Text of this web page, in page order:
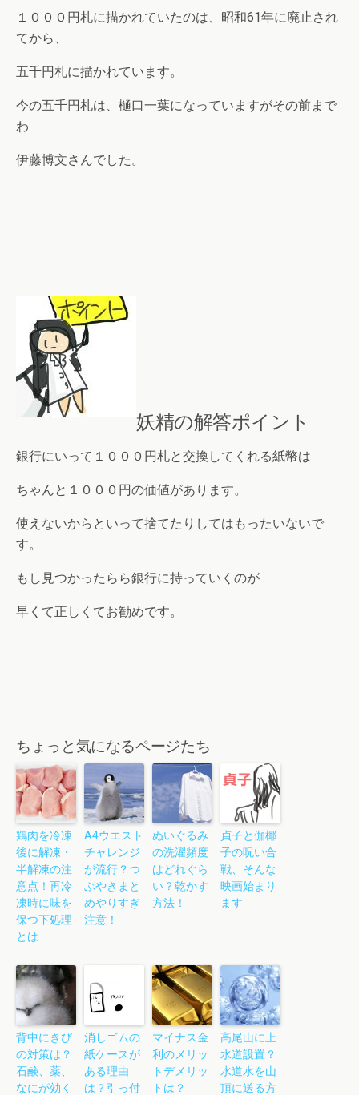
１０００円札に描かれていたのは、昭和61年に廃止され
てから、
五千円札に描かれています。
今の五千円札は、樋口一葉になっていますがその前まで
わ
伊藤博文さんでした。
妖精の解答ポイント
銀行にいって１０００円札と交換してくれる紙幣は
ちゃんと１０００円の価値があります。
使えないからといって捨てたりしてはもったいないで
す。
もし見つかったらら銀行に持っていくのが
早くて正しくてお勧めです。
ちょっと気になるページたち
鶏肉を冷凍
後に解凍・
半解凍の注
意点！再冷
凍時に味を
保つ下処理
とは
A4ウエスト
チャレンジ
が流行？つ
ぶやきまと
めやりすぎ
注意！
ぬいぐるみ
の洗濯頻度
はどれぐら
い？乾かす
方法！
貞子と伽椰
子の呪い合
戦、そんな
映画始まり
ます
背中にきび
の対策は？
石鹸、薬、
なにが効く
消しゴムの
紙ケースが
ある理由
は？引っ付
マイナス金
利のメリッ
トデメリッ
トは？
高尾山に上
水道設置？
水道水を山
頂に送る方